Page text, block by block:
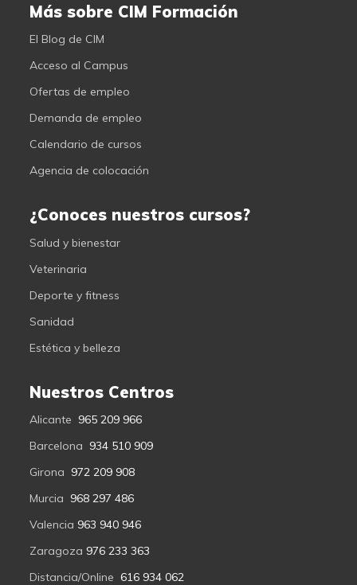
Más sobre CIM Formación
El Blog de CIM
Acceso al Campus
Ofertas de empleo
Demanda de empleo
Calendario de cursos
Agencia de colocación
¿Conoces nuestros cursos?
Salud y bienestar
Veterinaria
Deporte y fitness
Sanidad
Estética y belleza
Nuestros Centros
Alicante 965 209 966
Barcelona 934 510 909
Girona 972 209 908
Murcia 968 297 486
Valencia 963 940 946
Zaragoza 976 233 363
Distancia/Online 616 934 062